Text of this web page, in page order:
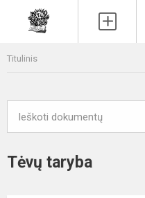
Titulinis
Tėvų taryba